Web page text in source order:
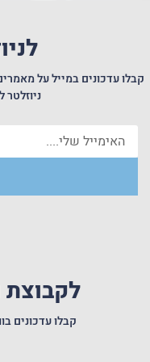
איך אנחנו יצרנו את בני
קבלו עדכונים במייל על
קבלו עדכונים